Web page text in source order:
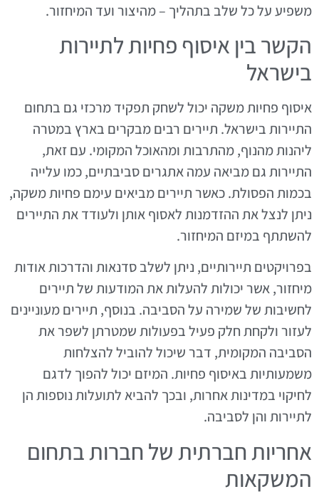
משפיע על כל שלב בתהליך – מהיצור ועד המיחזור.
הקשר בין איסוף פחיות לתיירות
בישראל
איסוף פחיות משקה יכול לשחק תפקיד מרכזי גם בתחום
התיירות בישראל. תיירים רבים מבקרים בארץ במטרה
ליהנות מהנוף, מהתרבות ומהאוכל המקומי. עם זאת,
התיירות גם מביאה עמה אתגרים סביבתיים, כמו עלייה
בכמות הפסולת. כאשר תיירים מביאים עימם פחיות משקה,
ניתן לנצל את ההזדמנות לאסוף אותן ולעודד את התיירים
להשתתף במיזם המיחזור.
בפרויקטים תיירותיים, ניתן לשלב סדנאות והדרכות אודות
מיחזור, אשר יכולות להעלות את המודעות של תיירים
לחשיבות של שמירה על הסביבה. בנוסף, תיירים מעוניינים
לעזור ולקחת חלק פעיל בפעולות שמטרתן לשפר את
הסביבה המקומית, דבר שיכול להוביל להצלחות
משמעותיות באיסוף פחיות. המיזם יכול להפוך לדגם
לחיקוי במדינות אחרות, ובכך להביא לתועלות נוספות הן
לתיירות והן לסביבה.
אחריות חברתית של חברות בתחום
המשקאות